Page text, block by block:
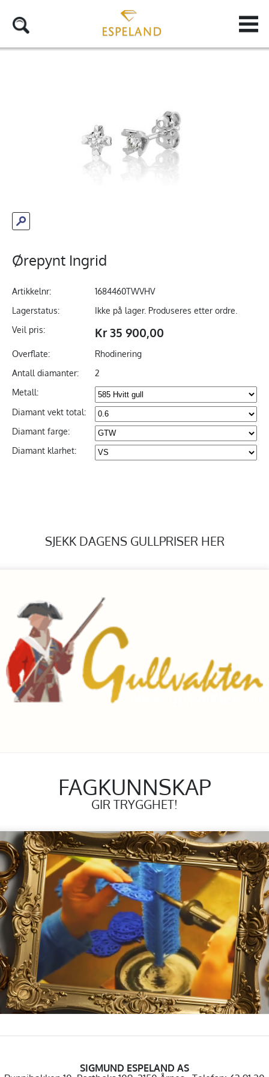
Ørepynt Ingrid
Artikkelnr:
1684460TWVHV
Lagerstatus:
Ikke på lager. Produseres etter ordre.
Veil pris:
Kr 35 900,00
Overflate:
Rhodinering
Antall diamanter:
2
Metall:
Diamant vekt total:
Diamant farge:
Diamant klarhet:
SJEKK DAGENS GULLPRISER HER
FAGKUNNSKAP
GIR TRYGGHET!
SIGMUND ESPELAND AS